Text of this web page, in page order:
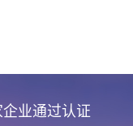
企业通过认证